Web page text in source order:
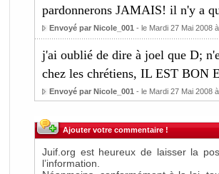
pardonnerons JAMAIS! il n'y a
Envoyé par Nicole_001 - le Mardi 27 Mai 2008
j'ai oublié de dire à joel que D;
chez les chrétiens, IL EST BON
Envoyé par Nicole_001 - le Mardi 27 Mai 2008
Ajouter votre commentaire !